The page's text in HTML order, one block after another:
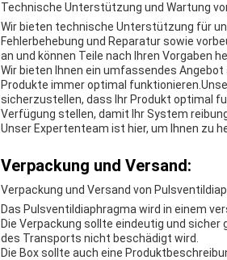
Technische Unterstützung und Wartung
Wir bieten technische Unterstützung für
Fehlerbehebung und Reparatur sowie
an und können Teile nach Ihren Vorgaben
Wir bieten Ihnen ein umfassendes
Produkte immer optimal
sicherzustellen, dass Ihr Produkt optimal
Verfügung stellen, damit Ihr System
Unser Expertenteam ist hier, um Ihnen zu
Verpackung und Versand:
Verpackung und Versand von
Das Pulsventildiaphragma wird in einem
Die Verpackung sollte eindeutig und
des Transports nicht beschädigt wird.
Die Box sollte auch eine